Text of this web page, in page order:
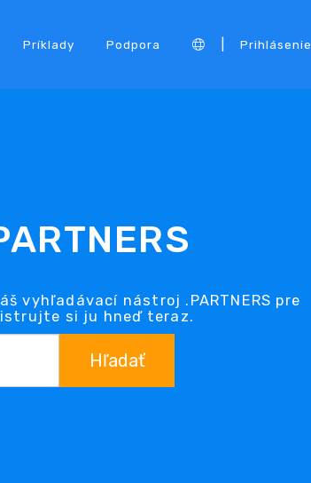
Príklady Podpora Prihlásenie
vyhľadávací nástroj .PARTNERS pre
si ju hneď teraz.
Hľadať